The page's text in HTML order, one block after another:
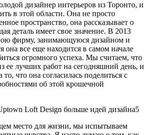
дизайнер интерьеров из Торонто, и
в этой области. Она не просто
пространство, она рассказывает о
деталь имеет свое значение. В 2013
фирму, занимающуюся дизайном и
она все еще находится в самом начале
огромного успеха. Мы считаем, что
ее лучших работ на сегодняшний день, и
что она согласилась поделиться с
об этой крошечной
место для жизни, мы испытываем